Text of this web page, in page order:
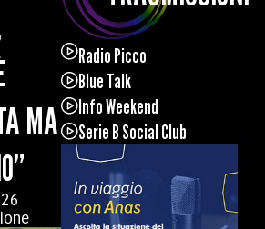
MA
Radio Picco
Blue Talk
Info Weekend
Serie B Social Club